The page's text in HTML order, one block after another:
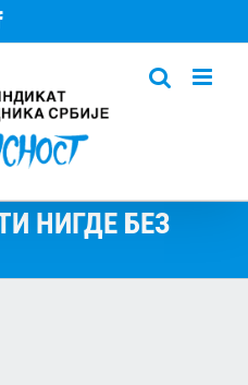
НИГДЕ БЕЗ